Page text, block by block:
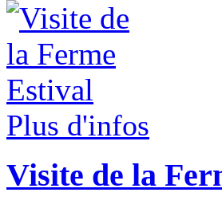
Plus d'infos
Visite de la